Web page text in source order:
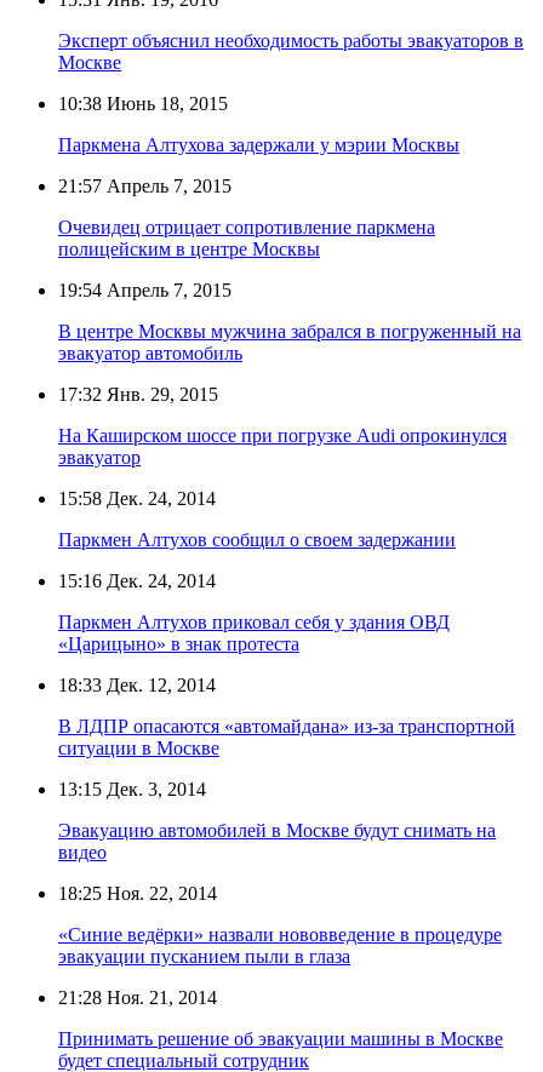
Эксперт объяснил необходимость работы эвакуаторов в
Москве
10:38 Июнь 18, 2015
Паркмена Алтухова задержали у мэрии Москвы
21:57 Апрель 7, 2015
Очевидец отрицает сопротивление паркмена
полицейским в центре Москвы
19:54 Апрель 7, 2015
В центре Москвы мужчина забрался в погруженный на
эвакуатор автомобиль
17:32 Янв. 29, 2015
На Каширском шоссе при погрузке Audi опрокинулся
эвакуатор
15:58 Дек. 24, 2014
Паркмен Алтухов сообщил о своем задержании
15:16 Дек. 24, 2014
Паркмен Алтухов приковал себя у здания ОВД
«Царицыно» в знак протеста
18:33 Дек. 12, 2014
В ЛДПР опасаются «автомайдана» из-за транспортной
ситуации в Москве
13:15 Дек. 3, 2014
Эвакуацию автомобилей в Москве будут снимать на
видео
18:25 Ноя. 22, 2014
«Синие ведёрки» назвали нововведение в процедуре
эвакуации пусканием пыли в глаза
21:28 Ноя. 21, 2014
Принимать решение об эвакуации машины в Москве
будет специальный сотрудник